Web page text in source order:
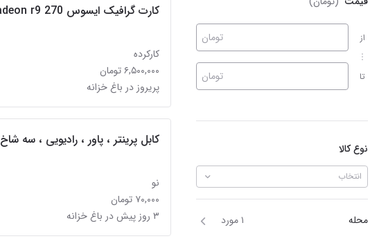
از
تا
تومان
تومان
نوع کالا
انتخاب
محله ۱ مورد
کارت گرافیک ایسوس Radeon r9 270
کارکرده
۶,۵۰۰,۰۰۰ تومان
پریروز در باغ خزانه
کابل پرینتر ، پاور ، رادیویی ، سه شاخ
نو
۷۰,۰۰۰ تومان
۳ روز پیش در باغ خزانه